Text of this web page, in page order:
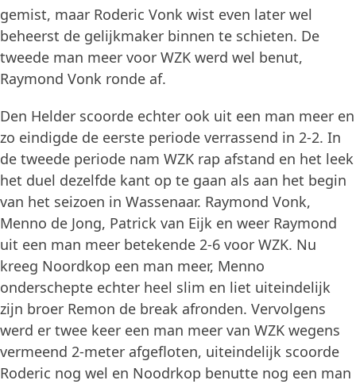
gemist, maar Roderic Vonk wist even later wel
beheerst de gelijkmaker binnen te schieten. De
tweede man meer voor WZK werd wel benut,
Raymond Vonk ronde af.
Den Helder scoorde echter ook uit een man meer en
zo eindigde de eerste periode verrassend in 2-2. In
de tweede periode nam WZK rap afstand en het leek
het duel dezelfde kant op te gaan als aan het begin
van het seizoen in Wassenaar. Raymond Vonk,
Menno de Jong, Patrick van Eijk en weer Raymond
uit een man meer betekende 2-6 voor WZK. Nu
kreeg Noordkop een man meer, Menno
onderschepte echter heel slim en liet uiteindelijk
zijn broer Remon de break afronden. Vervolgens
werd er twee keer een man meer van WZK wegens
vermeend 2-meter afgefloten, uiteindelijk scoorde
Roderic nog wel en Noodrkop benutte nog een man